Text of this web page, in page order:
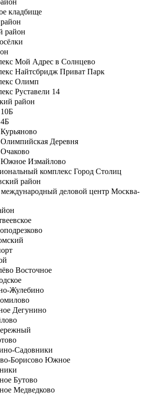
кладбище
район
Мой Адрес в Солнцево
Найтсбридж Приват Парк
Олимп
Руставели 14
район
Деревня
Южное Измайлово
комплекс Город Столиц
район
деловой центр Москва-
Восточное
Жулебино
Дегунино
Садовники
Борисово Южное
Бутово
Медведково